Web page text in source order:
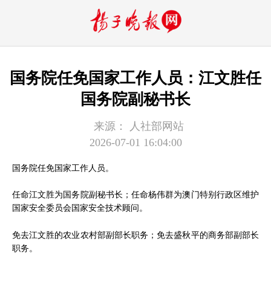
国务院任免国家工作人员：江文胜任
国务院副秘书长
来源：
人社部网站
2026-07-01 16:04:00
国务院任免国家工作人员。
任命江文胜为国务院副秘书长；任命杨伟群为澳门特别行政区维护
国家安全委员会国家安全技术顾问。
免去江文胜的农业农村部副部长职务；免去盛秋平的商务部副部长
职务。